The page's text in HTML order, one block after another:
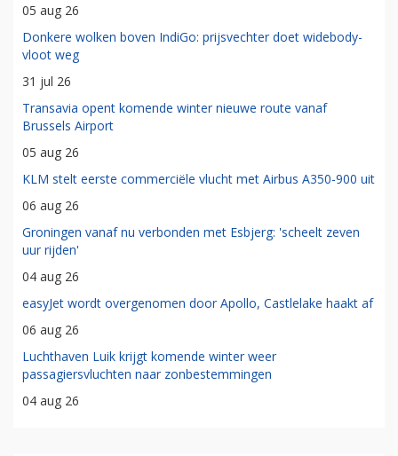
05 aug 26
Donkere wolken boven IndiGo: prijsvechter doet widebody-
vloot weg
31 jul 26
Transavia opent komende winter nieuwe route vanaf
Brussels Airport
05 aug 26
KLM stelt eerste commerciële vlucht met Airbus A350-900 uit
06 aug 26
Groningen vanaf nu verbonden met Esbjerg: 'scheelt zeven
uur rijden'
04 aug 26
easyJet wordt overgenomen door Apollo, Castlelake haakt af
06 aug 26
Luchthaven Luik krijgt komende winter weer
passagiersvluchten naar zonbestemmingen
04 aug 26